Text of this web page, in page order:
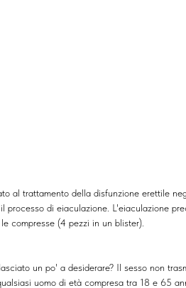
al trattamento della disfunzione erettile
processo di eiaculazione. L'eiaculazione
compresse (4 pezzi in un blister).
un po' a desiderare? Il sesso non
uomo di età compresa tra 18 e 65